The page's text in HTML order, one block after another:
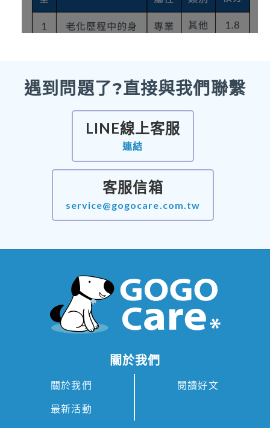
遇到問題了?直接與我們聯繫
LINE線上客服
連結
客服信箱
service@gogocare.com.tw
關於我們
關於我們 閱讀好文
最新活動